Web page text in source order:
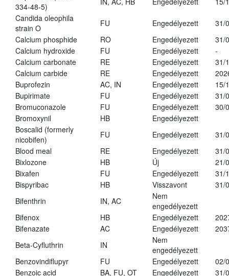
334-48-5)
Candida oleophila
strain O
FU Engedélyezett
31/
Calcium phosphide
RO Engedélyezett
31/
Calcium hydroxide
FU Engedélyezett
-
Calcium carbonate
RE Engedélyezett
31/
Calcium carbide
RE Engedélyezett
Buprofezin
AC, IN Engedélyezett
15/
Bupirimate
FU Engedélyezett
31/
Bromuconazole
FU Engedélyezett
30/
Bromoxynil
HB
Engedélyezett
Boscalid (formerly
nicobifen)
FU Engedélyezett
31/
Blood meal
RE Engedélyezett
31/
Bixlozone
HB Új
21/
Bixafen
FU Engedélyezett
31/
Bispyribac
HB Visszavont
31/
Bifenthrin
IN, AC
Nem
engedélyezett
Bifenox
HB Engedélyezett
Bifenazate
AC Engedélyezett
Beta-Cyfluthrin
IN
Nem
engedélyezett
Benzovindiflupyr
FU Engedélyezett
02/
Benzoic acid
BA, FU, OT Engedélyezett
31/